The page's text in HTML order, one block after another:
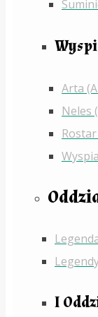
Arta
Neles
I